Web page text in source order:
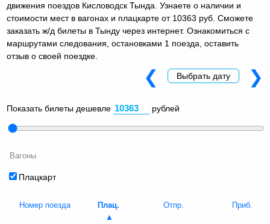
движения поездов Кисловодск Тында. Узнаете о наличии и
стоимости мест в вагонах и плацкарте от 10363 руб. Сможете
заказать ж/д билеты в Тынду через интернет. Ознакомиться с
маршрутами следования, остановками 1 поезда, оставить
отзыв о своей поездке.
Показать билеты дешевле рублей
Вагоны
Плацкарт
❮ Выбрать дату ❯
Номер поезда Плац. Отпр. Приб.